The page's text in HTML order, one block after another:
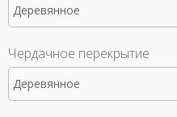
Деревянное
Чердачное перекрытие
Деревянное